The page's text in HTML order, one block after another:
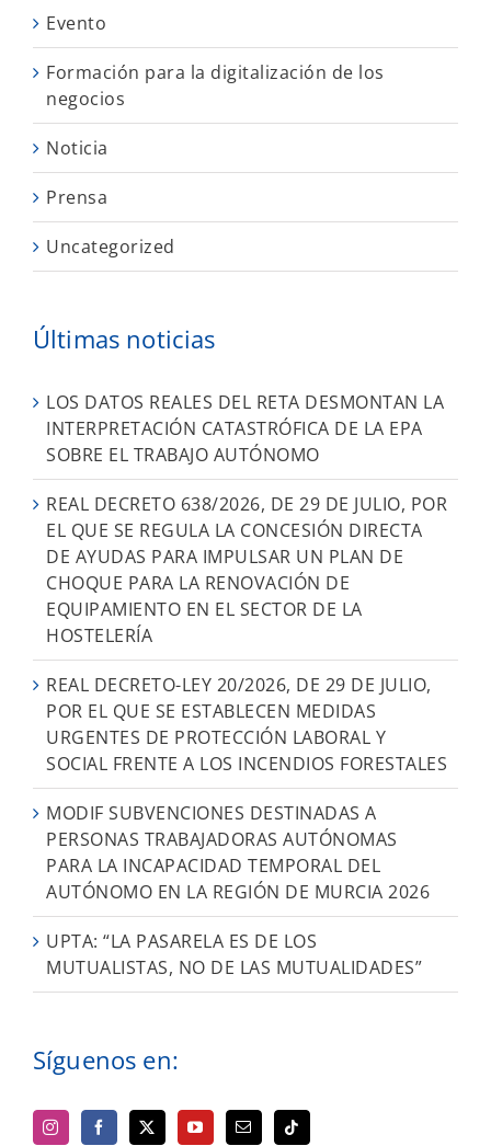
Evento
Formación para la digitalización de los
negocios
Noticia
Prensa
Uncategorized
Últimas noticias
LOS DATOS REALES DEL RETA DESMONTAN LA
INTERPRETACIÓN CATASTRÓFICA DE LA EPA
SOBRE EL TRABAJO AUTÓNOMO
REAL DECRETO 638/2026, DE 29 DE JULIO, POR
EL QUE SE REGULA LA CONCESIÓN DIRECTA
DE AYUDAS PARA IMPULSAR UN PLAN DE
CHOQUE PARA LA RENOVACIÓN DE
EQUIPAMIENTO EN EL SECTOR DE LA
HOSTELERÍA
REAL DECRETO-LEY 20/2026, DE 29 DE JULIO,
POR EL QUE SE ESTABLECEN MEDIDAS
URGENTES DE PROTECCIÓN LABORAL Y
SOCIAL FRENTE A LOS INCENDIOS FORESTALES
MODIF SUBVENCIONES DESTINADAS A
PERSONAS TRABAJADORAS AUTÓNOMAS
PARA LA INCAPACIDAD TEMPORAL DEL
AUTÓNOMO EN LA REGIÓN DE MURCIA 2026
UPTA: “LA PASARELA ES DE LOS
MUTUALISTAS, NO DE LAS MUTUALIDADES”
Síguenos en: